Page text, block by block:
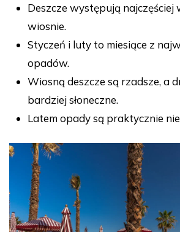
Deszcze występują najczęściej
wiosnie.
Styczeń i luty to miesiące z
opadów.
Wiosną deszcze są rzadsze, a
bardziej słoneczne.
Latem opady są praktycznie